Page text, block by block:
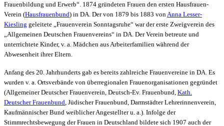
Frauenbildung und Erwerb“. 1874 gründeten Frauen den ersten Hausfrauen-
Verein (Hausfrauenbund) in DA. Der von 1879 bis 1883 von Anna Lesser-
Kiesling geleitete „Frauenverein Sonntagsruhe“ war der erste Zweigverein des
„Allgemeinen Deutschen Frauenvereins“ in DA. Der Verein betreute und
unterrichtete Kinder, v. a. Mädchen aus Arbeiterfamilien während der
Abwesenheit ihrer Eltern.
Anfang des 20. Jahrhunderts gab es bereits zahlreiche Frauenvereine in DA. Es
wurden v. a. Ortsverbände von überregionalen Frauenorganisationen gegründet
(Allgemeiner Deutscher Frauenverein, Deutsch-Ev. Frauenbund, Kath.
Deutscher Frauenbund , Jüdischer Frauenbund, Darmstädter Lehrerinnenverein,
Kaufmännischer Bund weiblicher Angestellter u. a.). Infolge der
Stimmrechtsbewegung der Frauen in Deutschland bildete sich 1907 auch der